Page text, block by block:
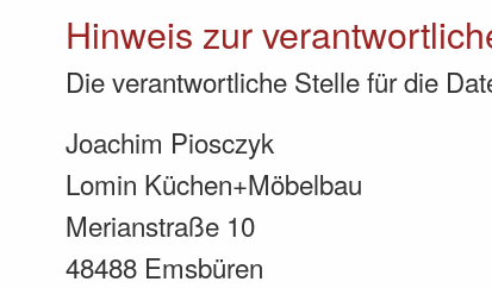
Hinweis zur
Die verantwortliche Stelle für die
Joachim Piosczyk
Lomin Küchen+Möbelbau
Merianstraße 10
48488 Emsbüren